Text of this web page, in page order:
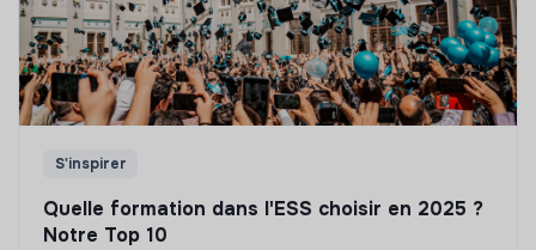
S'inspirer
Quelle formation dans l'ESS choisir en 2025 ?
Notre Top 10